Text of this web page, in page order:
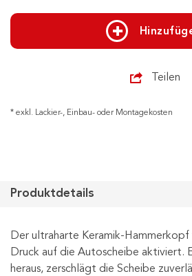
Teilen
* exkl. Lackier-, Einbau- oder Montagekosten
Produktdetails
Der ultraharte Keramik-
Druck auf die Autoscheibe aktiviert.
heraus, zerschlägt die Scheibe